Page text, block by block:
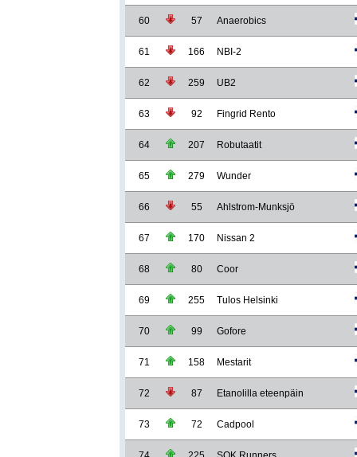
60 57 Anaerobics
61 166 NBI-2
62 259 UB2
63 92 Fingrid Rento
64 207 Robutaatit
65 279 Wunder
66 55 Ahlstrom-Munksjö
67 170 Nissan 2
68 80 Coor
69 255 Tulos Helsinki
70 99 Gofore
71 158 Mestarit
72 87 Etanolilla eteenpäin
73 72 Cadpool